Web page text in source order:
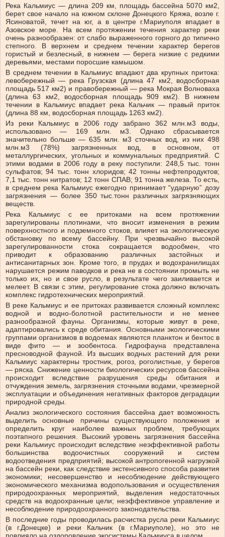
Река Кальмиус — длина 209 км, площадь бассейна 5070 км2,
берет свое начало на южном склоне Донецкого Кряжа, возле г.
Ясиноватой, течет на юг, а в центре г.Мариуполя впадает в
Азовское море. На всем протяжении течения характер реки
очень разнообразен: от слабо выраженного горного до типично
степного. В верхнем и среднем течении характер берегов
гористый и безлесный, в нижнем — берега низкие с редкими
деревьями, местами поросшие камышом.
В среднем течении в Кальмиус впадают два крупных притока:
левобережный — река Грузская (длина 47 км2, водосборная
площадь 517 км2) и правобережный — река Мокрая Волноваха
(длина 63 км2, водосборная площадь 909 км2). В нижнем
течении в Кальмиус впадает река Кальчик — правый приток
(длина 88 км, водосборная площадь 1263 км2).
Из реки Кальмиус в 2006 году забрано 362 млн.м3 воды,
использовано — 169 млн. м3. Однако сбрасывается
значительно больше — 635 млн. м3 сточных вод, из них 498
млн.м3 (78%) загрязненных вод, в основном, от
металлургических, угольных и коммунальных предприятий. С
этими водами в 2006 году в реку поступили: 248,5 тыс. тонн
сульфатов; 94 тыс. тонн хлоридов; 42 тонны нефтепродуктов;
7,1 тыс. тонн нитратов; 12 тонн СПАВ; 91 тонна железа. То есть,
в среднем река Кальмиус ежегодно принимает “ударную” дозу
загрязнения — более 350 тыс.тонн различных загрязняющих
веществ.
Река Кальмиус с ее притоками на всем протяжении
зарегулированы плотинами, что вносит изменения в режим
поверхностного и подземного стоков, влияет на экологическую
обстановку по всему бассейну. При чрезвычайно высокой
зарегулированности стока сокращается водообмен, что
приводит к образованию различных застойных и
антисанитарных зон. Кроме того, в прудах и водохранилищах
нарушается режим паводков и река не в состоянии промыть не
только их, но и свое русло, в результате чего заиливается и
мелеет. В связи с этим, регулирование стока должно включать
комплекс гидротехнических мероприятий.
В реке Кальмиус и ее притоках развивается сложный комплекс
водной и водно-болотной растительности и не менее
разнообразной фауны. Организмы, которые живут в реке,
адаптировались к среде обитания. Основными экологическими
группами организмов в водоемах являются планктон и бентос в
виде фито — и зообентоса. Гидрофауна представлена
пресноводной фауной. Из высших водных растений для реки
Кальмиус характерны тростник, рогоз, роголистные, у берегов
— ряска. Снижение ценности биологических ресурсов бассейна
происходит вследствие разрушения среды обитания и
отчуждения земель, загрязнения сточными водами, чрезмерной
эксплуатации и объединения негативных факторов деградации
природной среды.
Анализ экологического состояния бассейна дает возможность
выделить основные причины существующего положения и
определить круг наиболее важных проблем, требующих
поэтапного решения. Высокий уровень загрязнения бассейна
реки Кальмиус происходит вследствие неэффективной работы
большинства водоочистных сооружений и систем
водоотведения предприятий; высокой антропогенной нагрузкой
на бассейн реки, как следствие экстенсивного способа развития
экономики; несовершенство и несоблюдение действующего
экономического механизма водопользования и осуществления
природоохранных мероприятий, выделения недостаточных
средств на водоохранные цели; неэффективное управление и
несоблюдение природоохранного законодательства.
В последние годы проводилась расчистка русла реки Кальмиус
(в г.Донецке) и реки Кальчик (в г.Мариуполе), но это не